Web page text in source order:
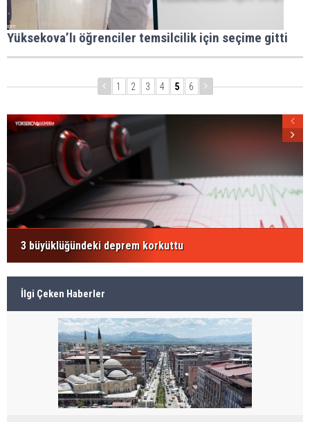
Yüksekova’lı öğrenciler temsilcilik için seçime gitti
1 2 3 4 5 6
3 büyüklüğündeki deprem korkuttu
İlgi Çeken Haberler